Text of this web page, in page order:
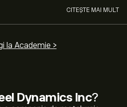
Dynamics Inc?
CITEȘTE MAI MULT
la Academie >